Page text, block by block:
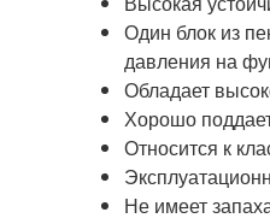
Один блок из
давления на
Обладает
Хорошо
Относится к
Не имеет